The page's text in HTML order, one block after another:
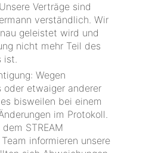
Verträge sind
verständlich. Wir
geleistet wird und
nicht mehr Teil des
ist.
Wegen
etwaiger anderer
bisweilen bei einem
im Protokoll.
STREAM
Team informieren unsere